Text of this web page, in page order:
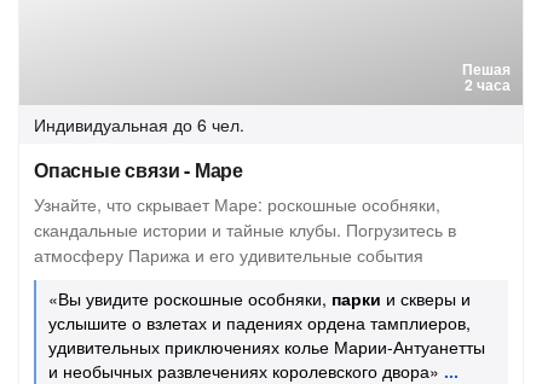
Пешая
2 часа
Индивидуальная до 6 чел.
Опасные связи - Маре
Узнайте, что скрывает Маре: роскошные особняки,
скандальные истории и тайные клубы. Погрузитесь в
атмосферу Парижа и его удивительные события
«Вы увидите роскошные особняки, парки и скверы и
услышите о взлетах и падениях ордена тамплиеров,
удивительных приключениях колье Марии-Антуанетты
и необычных развлечениях королевского двора»